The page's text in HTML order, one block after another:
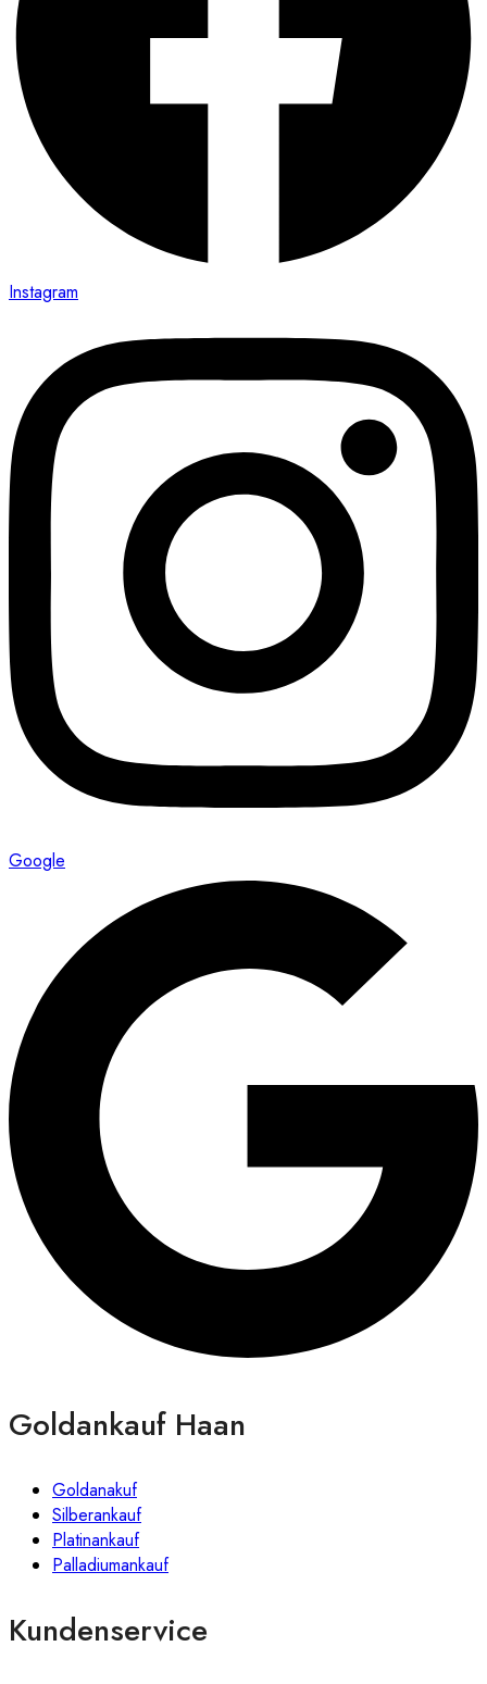
Instagram
Google
Goldankauf Haan
Goldanakuf
Silberankauf
Platinankauf
Palladiumankauf
Kundenservice